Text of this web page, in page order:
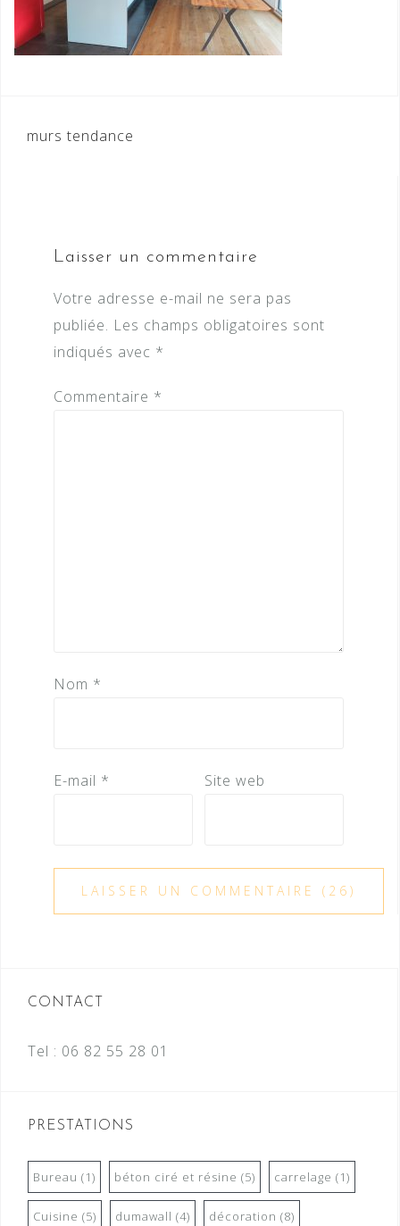
Navigation
murs tendance
Laisser un commentaire
Votre adresse e-mail ne sera pas
publiée. Les champs obligatoires sont
indiqués avec *
Commentaire *
Nom *
E-mail * Site web
CONTACT
Tel : 06 82 55 28 01
PRESTATIONS
Bureau (1) béton ciré et résine (5) carrelage (1)
Cuisine (5) dumawall (4) décoration (8)